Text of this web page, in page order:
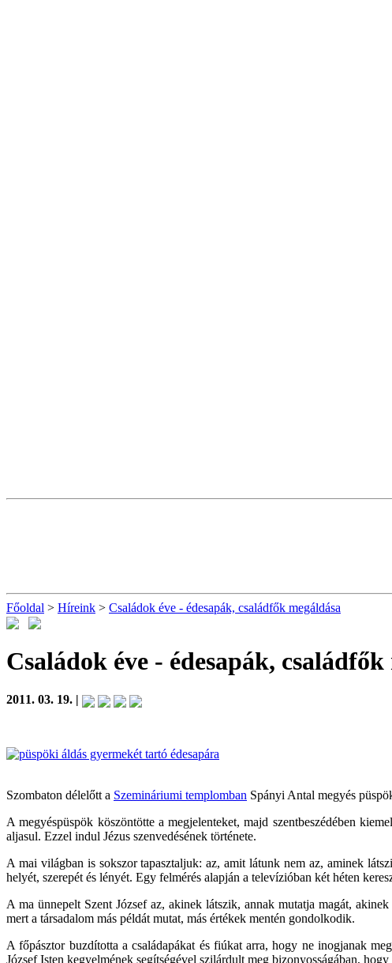
Főoldal > Híreink > Családok éve - édesapák, családfők megáldása
Családok éve - édesapák, családfők
2011. 03. 19. |
Szombaton délelőtt a Szemináriumi templomban Spányi Antal megyés
A megyéspüspök köszöntötte a megjelenteket, majd szentbeszédében
aljasul. Ezzel indul Jézus szenvedésének története.
A mai világban is sokszor tapasztaljuk: az, amit látunk nem az, aminek
helyét, szerepét és lényét. Egy felmérés alapján a televízióban két héten
A ma ünnepelt Szent József az, akinek látszik, annak mutatja magát,
mert a társadalom más példát mutat, más értékek mentén gondolkodik.
A főpásztor buzdította a családapákat és fiúkat arra, hogy ne inogjanak
József Isten kegyelmének segítségével szilárdult meg bizonyosságában,